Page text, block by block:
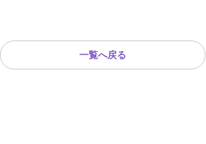
一覧へ戻る